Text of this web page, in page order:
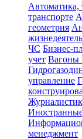
Автоматика,
транспорте
геометрия
ЧС Бизнес-
учет Вагоны
управление
менеджмент